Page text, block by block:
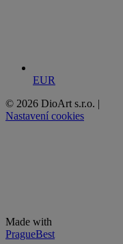
EUR
© 2026 DioArt s.r.o. |
Nastavení cookies
Made with
PragueBest